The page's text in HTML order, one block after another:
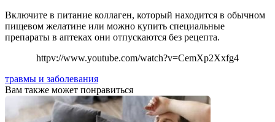
Включите в питание коллаген, который находится в обычном
пищевом желатине или можно купить специальные
препараты в аптеках они отпускаются без рецепта.
httpv://www.youtube.com/watch?v=CemXp2Xxfg4
травмы и заболевания
Вам также может понравиться